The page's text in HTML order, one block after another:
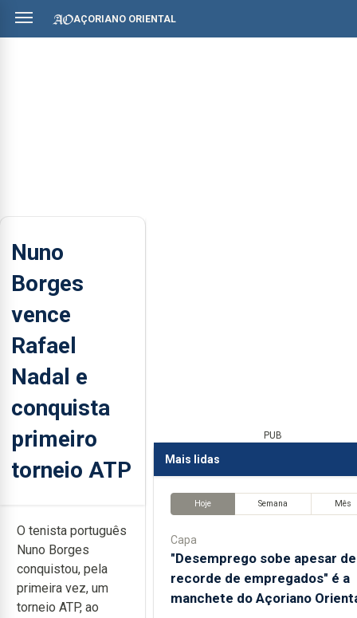
AÇORIANO ORIENTAL
Nuno
Borges
vence
Rafael
Nadal e
conquista
primeiro
torneio ATP
O tenista português
Nuno Borges
conquistou, pela
primeira vez, um
torneio ATP, ao
PUB
Mais lidas
Hoje Semana Mês
Capa
"Desemprego sobe apesar de
recorde de empregados" é a
manchete do Açoriano